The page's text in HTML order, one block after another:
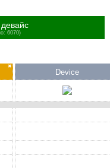
6070)
✖
Device